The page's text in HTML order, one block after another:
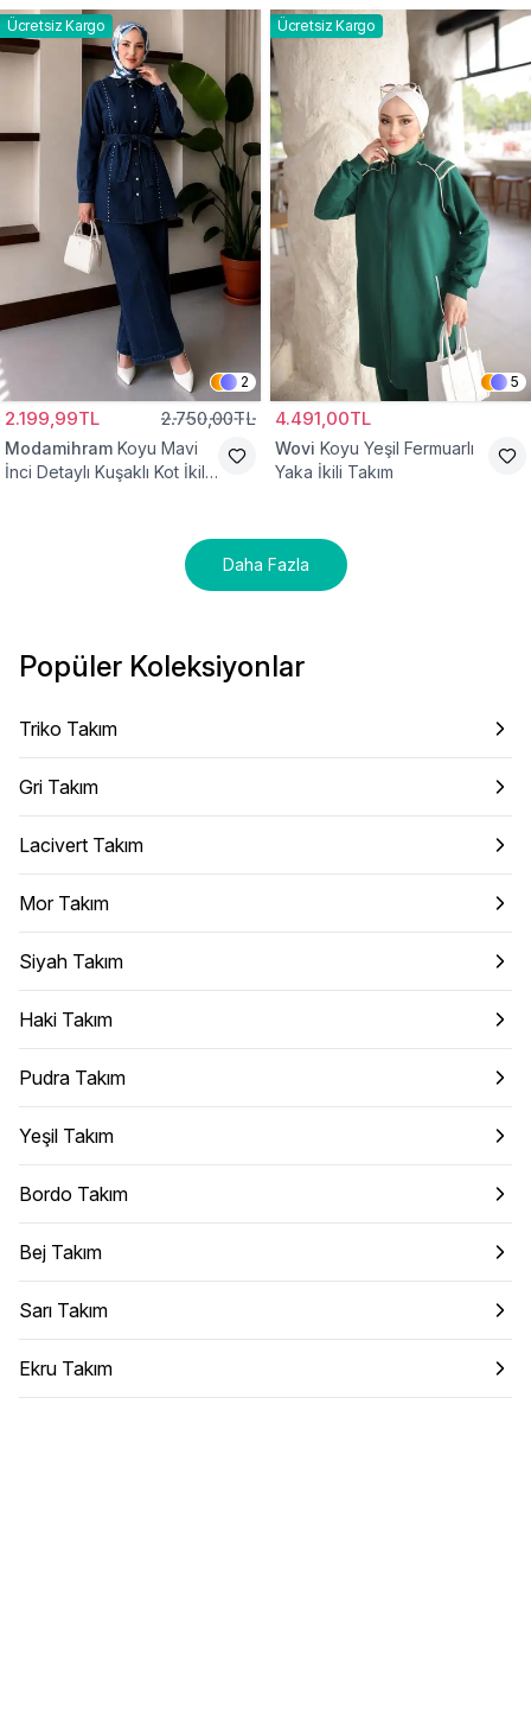
Ücretsiz Kargo
2
2.199,99TL 2.750,00TL
Modamihram Koyu Mavi
İnci Detaylı Kuşaklı Kot İkili
Ücretsiz Kargo
5
4.491,00TL
Wovi Koyu Yeşil Fermuarlı
Yaka İkili Takım
Daha Fazla
Popüler Koleksiyonlar
Triko Takım
Gri Takım
Lacivert Takım
Mor Takım
Siyah Takım
Haki Takım
Pudra Takım
Yeşil Takım
Bordo Takım
Bej Takım
Sarı Takım
Ekru Takım